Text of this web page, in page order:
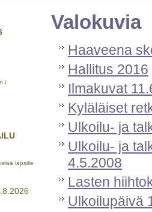
i
lapsille
Valokuvia
Haaveena
Hallitus 2016
Ilmakuvat
Kyläläiset
Ulkoilu- ja
Ulkoilu- ja
4.5.2008
Lasten
Ulkoilupäivä